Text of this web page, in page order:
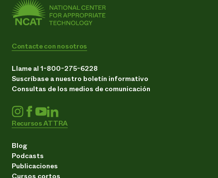
Contacte con nosotros
Llame al 1-800-275-6228
Suscríbase a nuestro boletín informativo
Consultas de los medios de comunicación
Recursos ATTRA
Blog
Podcasts
Publicaciones
Cursos cortos